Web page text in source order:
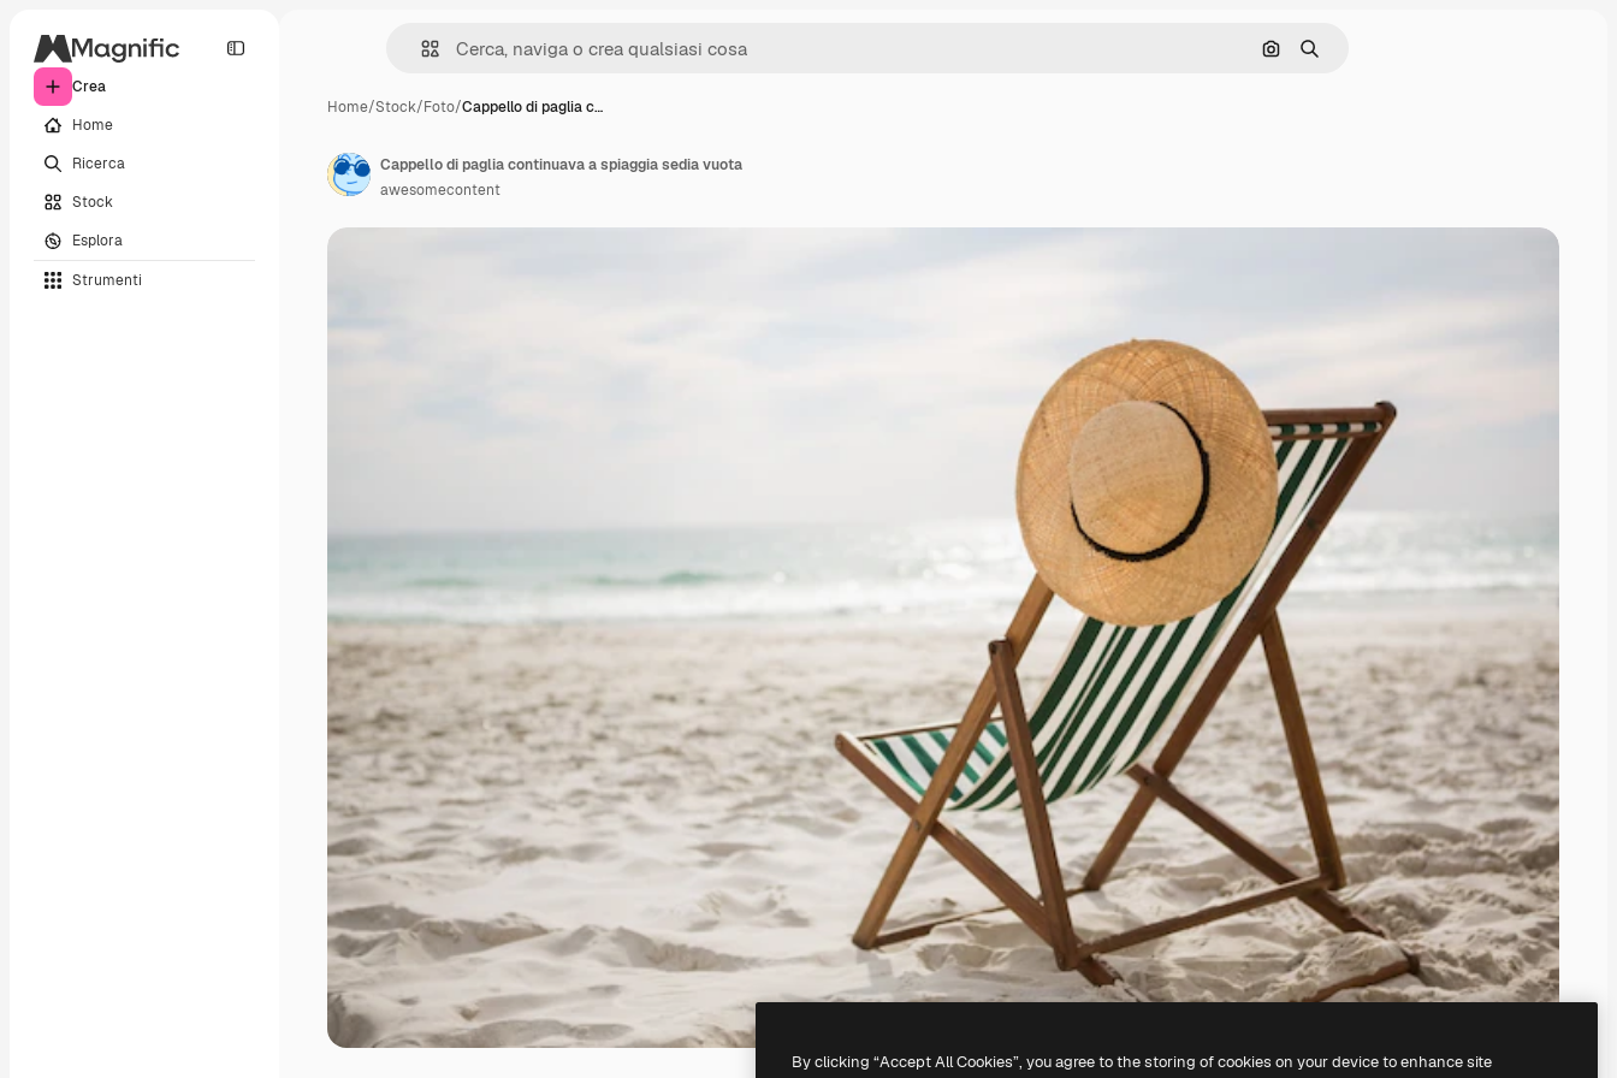
Crea
Home
Ricerca
Stock
Esplora
Strumenti
Cerca per immagine
Ricerca
Home/Stock/Foto/Cappello di paglia c…
Cappello di paglia continuava a spiaggia sedia vuota
awesomecontent
By clicking “Accept All Cookies”, you agree to the storing of cookies on your device to enhance site